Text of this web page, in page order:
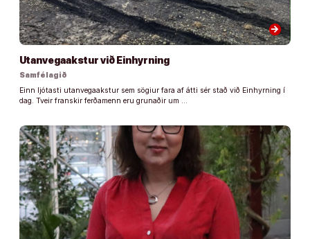
arrow_forward
Utanvegaakstur við Einhyrning
Samfélagið
Einn ljótasti utanvegaakstur sem sögiur fara af átti sér stað við Einhyrning í
dag. Tveir franskir ferðamenn eru grunaðir um …